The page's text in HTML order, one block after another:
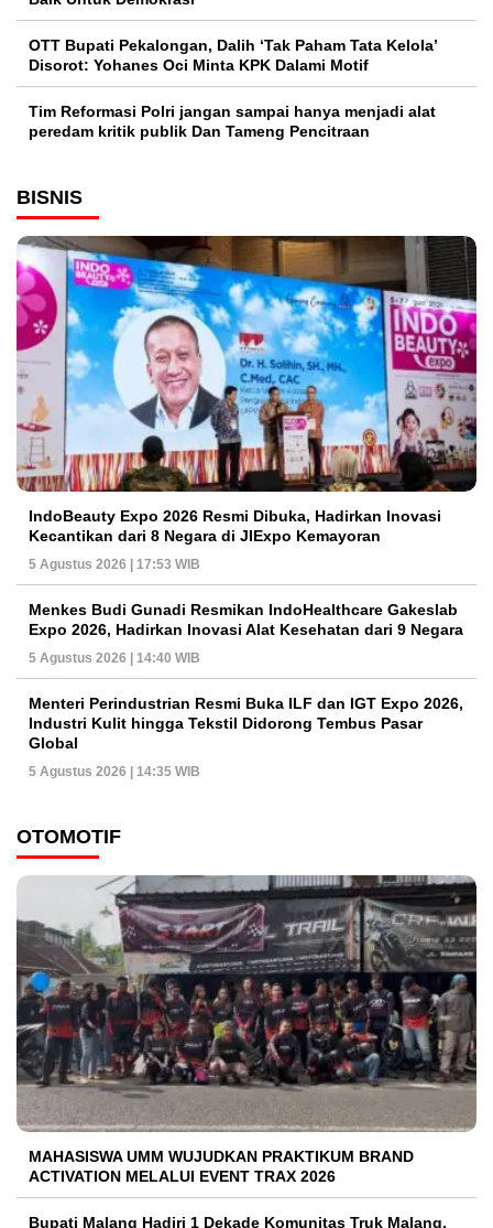
OTT Bupati Pekalongan, Dalih ‘Tak Paham Tata Kelola’
Disorot: Yohanes Oci Minta KPK Dalami Motif
Tim Reformasi Polri jangan sampai hanya menjadi alat
peredam kritik publik Dan Tameng Pencitraan
BISNIS
IndoBeauty Expo 2026 Resmi Dibuka, Hadirkan Inovasi
Kecantikan dari 8 Negara di JIExpo Kemayoran
5 Agustus 2026 | 17:53 WIB
Menkes Budi Gunadi Resmikan IndoHealthcare Gakeslab
Expo 2026, Hadirkan Inovasi Alat Kesehatan dari 9 Negara
5 Agustus 2026 | 14:40 WIB
Menteri Perindustrian Resmi Buka ILF dan IGT Expo 2026,
Industri Kulit hingga Tekstil Didorong Tembus Pasar
Global
5 Agustus 2026 | 14:35 WIB
OTOMOTIF
MAHASISWA UMM WUJUDKAN PRAKTIKUM BRAND
ACTIVATION MELALUI EVENT TRAX 2026
Bupati Malang Hadiri 1 Dekade Komunitas Truk Malang,